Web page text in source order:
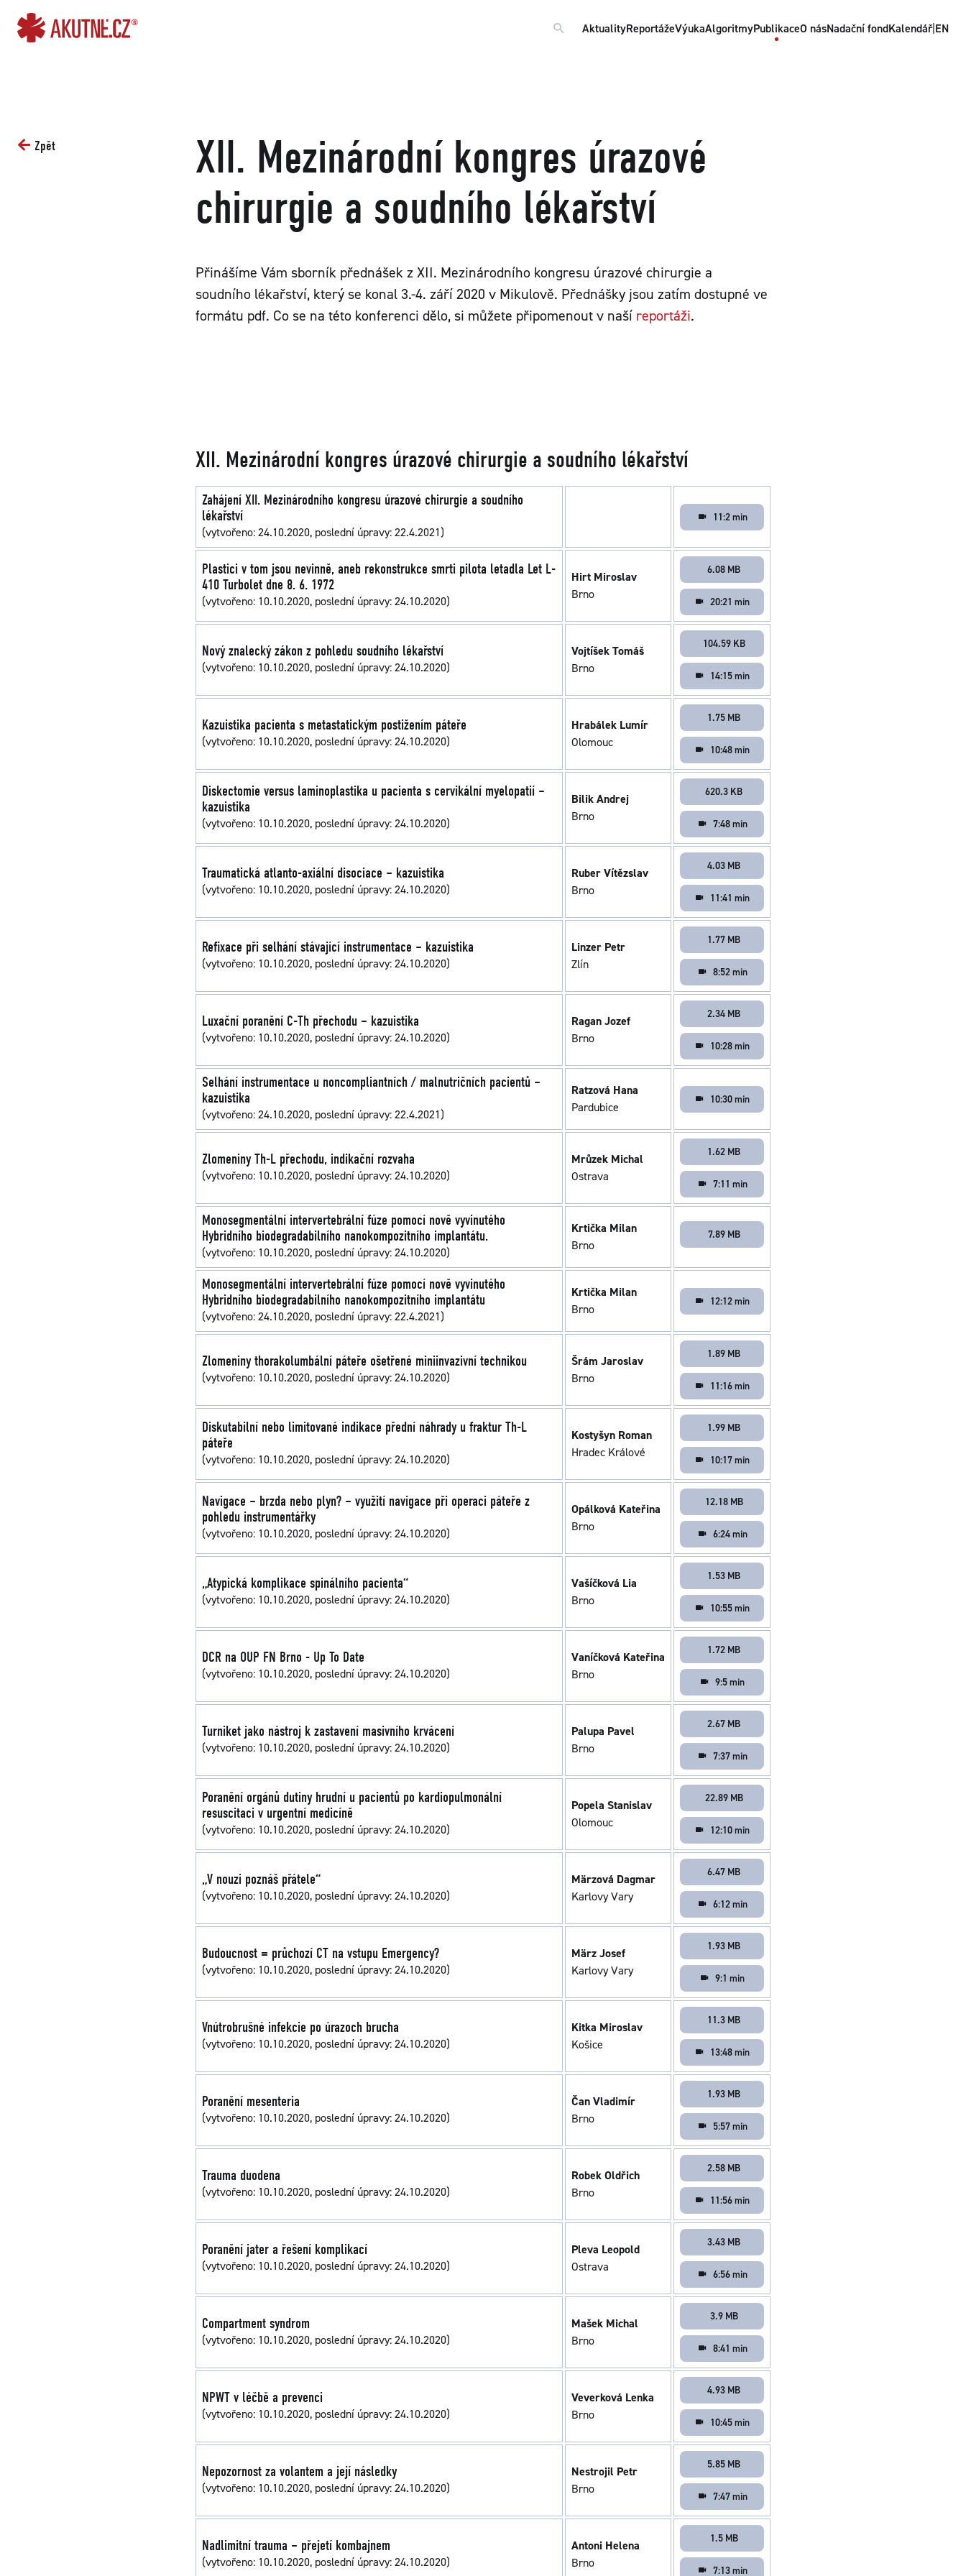
AktualityReportážeVýukaAlgoritmyPublikaceO násNadační fondKalendář|EN
XII. Mezinárodní kongres úrazové
chirurgie a soudního lékařství
Přinášíme Vám sborník přednášek z XII. Mezinárodního kongresu úrazové chirurgie a
soudního lékařství, který se konal 3.-4. září 2020 v Mikulově. Přednášky jsou zatím dostupné ve
formátu pdf. Co se na této konferenci dělo, si můžete připomenout v naší reportáži.
XII. Mezinárodní kongres úrazové chirurgie a soudního lékařství
Zahájení XII. Mezinárodního kongresu úrazové chirurgie a soudního
lékařství
(vytvořeno: 24.10.2020, poslední úpravy: 22.4.2021)
11:2 min
Plastici v tom jsou nevinně, aneb rekonstrukce smrti pilota letadla Let L-
410 Turbolet dne 8. 6. 1972
(vytvořeno: 10.10.2020, poslední úpravy: 24.10.2020)
Hirt Miroslav
Brno
6.08 MB
20:21 min
Nový znalecký zákon z pohledu soudního lékařství
(vytvořeno: 10.10.2020, poslední úpravy: 24.10.2020)
Vojtíšek Tomáš
Brno
104.59 KB
14:15 min
Kazuistika pacienta s metastatickým postižením páteře
(vytvořeno: 10.10.2020, poslední úpravy: 24.10.2020)
Hrabálek Lumír
Olomouc
1.75 MB
10:48 min
Diskectomie versus laminoplastika u pacienta s cervikální myelopatií –
kazuistika
(vytvořeno: 10.10.2020, poslední úpravy: 24.10.2020)
Bilik Andrej
Brno
620.3 KB
7:48 min
Traumatická atlanto-axiální disociace – kazuistika
(vytvořeno: 10.10.2020, poslední úpravy: 24.10.2020)
Ruber Vítězslav
Brno
4.03 MB
11:41 min
Refixace při selhání stávající instrumentace – kazuistika
(vytvořeno: 10.10.2020, poslední úpravy: 24.10.2020)
Linzer Petr
Zlín
1.77 MB
8:52 min
Luxační poranění C-Th přechodu – kazuistika
(vytvořeno: 10.10.2020, poslední úpravy: 24.10.2020)
Ragan Jozef
Brno
2.34 MB
10:28 min
Selhání instrumentace u noncompliantních / malnutričních pacientů –
kazuistika
(vytvořeno: 24.10.2020, poslední úpravy: 22.4.2021)
Ratzová Hana
Pardubice
10:30 min
Zlomeniny Th-L přechodu, indikační rozvaha
(vytvořeno: 10.10.2020, poslední úpravy: 24.10.2020)
Mrůzek Michal
Ostrava
1.62 MB
7:11 min
Monosegmentální intervertebrální fúze pomocí nově vyvinutého
Hybridního biodegradabilního nanokompozitního implantátu.
(vytvořeno: 10.10.2020, poslední úpravy: 24.10.2020)
Krtička Milan
Brno
7.89 MB
Monosegmentální intervertebrální fúze pomocí nově vyvinutého
Hybridního biodegradabilního nanokompozitního implantátu
(vytvořeno: 24.10.2020, poslední úpravy: 22.4.2021)
Krtička Milan
Brno
12:12 min
Zlomeniny thorakolumbální páteře ošetřené miniinvazivní technikou
(vytvořeno: 10.10.2020, poslední úpravy: 24.10.2020)
Šrám Jaroslav
Brno
1.89 MB
11:16 min
Diskutabilní nebo limitované indikace přední náhrady u fraktur Th-L
páteře
(vytvořeno: 10.10.2020, poslední úpravy: 24.10.2020)
Kostyšyn Roman
Hradec Králové
1.99 MB
10:17 min
Navigace – brzda nebo plyn? – využití navigace při operaci páteře z
pohledu instrumentářky
(vytvořeno: 10.10.2020, poslední úpravy: 24.10.2020)
Opálková Kateřina
Brno
12.18 MB
6:24 min
„Atypická komplikace spinálního pacienta“
(vytvořeno: 10.10.2020, poslední úpravy: 24.10.2020)
Vašíčková Lia
Brno
1.53 MB
10:55 min
DCR na OUP FN Brno - Up To Date
(vytvořeno: 10.10.2020, poslední úpravy: 24.10.2020)
Vaníčková Kateřina
Brno
1.72 MB
9:5 min
Turniket jako nástroj k zastavení masivního krvácení
(vytvořeno: 10.10.2020, poslední úpravy: 24.10.2020)
Palupa Pavel
Brno
2.67 MB
7:37 min
Poranění orgánů dutiny hrudní u pacientů po kardiopulmonální
resuscitaci v urgentní medicíně
(vytvořeno: 10.10.2020, poslední úpravy: 24.10.2020)
Popela Stanislav
Olomouc
22.89 MB
12:10 min
„V nouzi poznáš přátele“
(vytvořeno: 10.10.2020, poslední úpravy: 24.10.2020)
Märzová Dagmar
Karlovy Vary
6.47 MB
6:12 min
Budoucnost = průchozí CT na vstupu Emergency?
(vytvořeno: 10.10.2020, poslední úpravy: 24.10.2020)
März Josef
Karlovy Vary
1.93 MB
9:1 min
Vnútrobrušné infekcie po úrazoch brucha
(vytvořeno: 10.10.2020, poslední úpravy: 24.10.2020)
Kitka Miroslav
Košice
11.3 MB
13:48 min
Poranění mesenteria
(vytvořeno: 10.10.2020, poslední úpravy: 24.10.2020)
Čan Vladimír
Brno
1.93 MB
5:57 min
Trauma duodena
(vytvořeno: 10.10.2020, poslední úpravy: 24.10.2020)
Robek Oldřich
Brno
2.58 MB
11:56 min
Poranění jater a řešení komplikací
(vytvořeno: 10.10.2020, poslední úpravy: 24.10.2020)
Pleva Leopold
Ostrava
3.43 MB
6:56 min
Compartment syndrom
(vytvořeno: 10.10.2020, poslední úpravy: 24.10.2020)
Mašek Michal
Brno
3.9 MB
8:41 min
NPWT v léčbě a prevenci
(vytvořeno: 10.10.2020, poslední úpravy: 24.10.2020)
Veverková Lenka
Brno
4.93 MB
10:45 min
Nepozornost za volantem a její následky
(vytvořeno: 10.10.2020, poslední úpravy: 24.10.2020)
Nestrojil Petr
Brno
5.85 MB
7:47 min
Nadlimitní trauma – přejetí kombajnem
(vytvořeno: 10.10.2020, poslední úpravy: 24.10.2020)
Antoni Helena
Brno
1.5 MB
7:13 min
Zpět